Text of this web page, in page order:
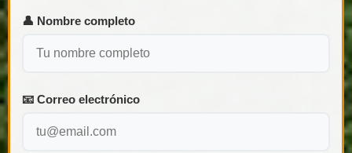
👤 Nombre completo
📧 Correo electrónico